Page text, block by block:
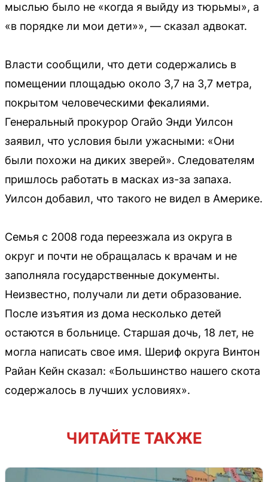
мыслью было не «когда я выйду из тюрьмы», а
«в порядке ли мои дети»», — сказал адвокат.
Власти сообщили, что дети содержались в
помещении площадью около 3,7 на 3,7 метра,
покрытом человеческими фекалиями.
Генеральный прокурор Огайо Энди Уилсон
заявил, что условия были ужасными: «Они
были похожи на диких зверей». Следователям
пришлось работать в масках из-за запаха.
Уилсон добавил, что такого не видел в Америке.
Семья с 2008 года переезжала из округа в
округ и почти не обращалась к врачам и не
заполняла государственные документы.
Неизвестно, получали ли дети образование.
После изъятия из дома несколько детей
остаются в больнице. Старшая дочь, 18 лет, не
могла написать свое имя. Шериф округа Винтон
Райан Кейн сказал: «Большинство нашего скота
содержалось в лучших условиях».
ЧИТАЙТЕ ТАКЖЕ